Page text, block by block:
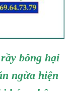
bông hại
ngừa hiện